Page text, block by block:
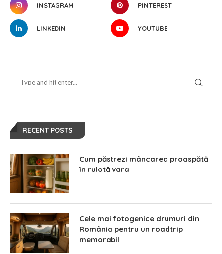
INSTAGRAM PINTEREST
LINKEDIN YOUTUBE
RECENT POSTS
Cum păstrezi mâncarea proaspătă
în rulotă vara
Cele mai fotogenice drumuri din
România pentru un roadtrip
memorabil